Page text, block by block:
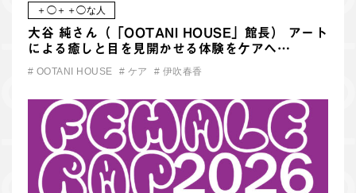
＋◯＋＋◯な人
大谷 純さん（「OOTANI HOUSE」館長） アート
による癒しと目を見開かせる体験をケアへ…
# OOTANI HOUSE # ケア # 伊吹春香